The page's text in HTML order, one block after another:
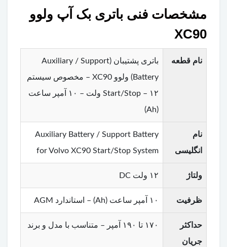
مشخصات فنی باتری بک آپ ولوو
XC90
نام قطعه
باتری پشتیبان (Auxiliary / Support
Battery) ولوو XC90 – مخصوص سیستم
Start/Stop – ۱۲ ولت – ۱۰ آمپر ساعت
(Ah)
نام
انگلیسی
Auxiliary Battery / Support Battery
for Volvo XC90 Start/Stop System
ولتاژ ۱۲ ولت DC
ظرفیت ۱۰ آمپر ساعت (Ah) – استاندارد AGM
حداکثر
جریان
۱۷۰ تا ۱۹۰ آمپر – متناسب با مدل و برند